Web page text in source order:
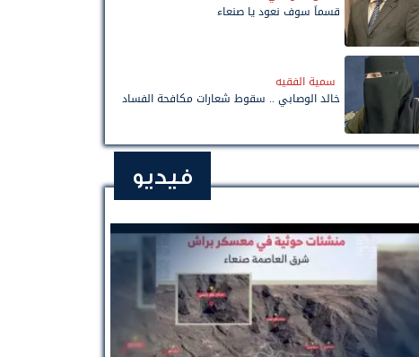
قسماً سوف نعود يا صنعاء
سمية الفقيه
خالد الوصابي .. سقوط شعارات مكافحة الفساد
فيديو